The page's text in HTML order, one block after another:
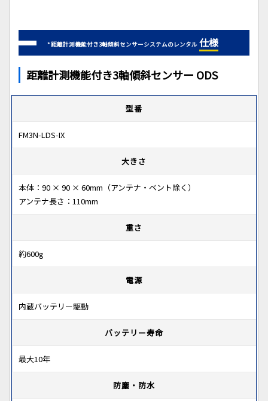
* 距離計測機能付き3軸傾斜センサーシステムのレンタル 仕様
距離計測機能付き3軸傾斜センサー ODS
型番
FM3N-LDS-IX
大きさ
本体：90 × 90 × 60mm（アンテナ・ベント除く）
アンテナ長さ：110mm
重さ
約600g
電源
内蔵バッテリー駆動
バッテリー寿命
最大10年
防塵・防水